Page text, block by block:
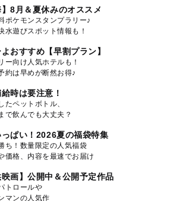
】8月＆夏休みのオススメ
ポケモンスタンプラリー♪
水遊びスポット情報も！
おすすめ【早割プラン】
ー向け人気ホテルも！
約は早めが断然お得♪
時は要注意！
たペットボトル、
で飲んでも大丈夫？
っぱい！2026夏の福袋特集
ち！数量限定の人気福袋
価格、内容を最速でお届け
映画】公開中＆公開予定作品
トロールや
マンの人気作